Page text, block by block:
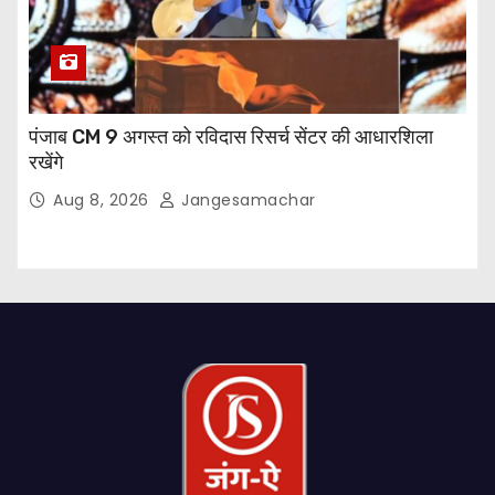
पंजाब CM 9 अगस्त को रविदास रिसर्च सेंटर की आधारशिला
रखेंगे
Aug 8, 2026 Jangesamachar